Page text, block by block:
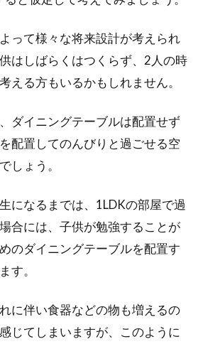
って様々な将来設計が考えられ
はしばらくはつくらず、2人の時
える方もいるかもしれません。
ダイニングテーブルは配置せず
配置してのんびりと過ごせる空
しょう。
になるまでは、1LDKの部屋で過
合には、子供が勉強することが
のダイニングテーブルを配置す
す。
に伴い食器などの物も増えるの
じてしまいますが、このように